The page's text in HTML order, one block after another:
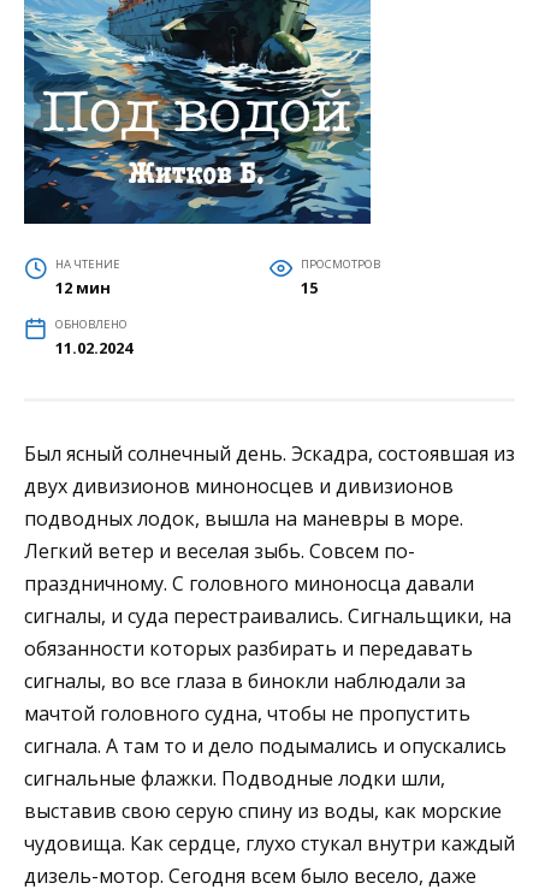
НА ЧТЕНИЕ
12 мин
ПРОСМОТРОВ
15
ОБНОВЛЕНО
11.02.2024
Был ясный солнечный день. Эскадра, состоявшая из
двух дивизионов миноносцев и дивизионов
подводных лодок, вышла на маневры в море.
Легкий ветер и веселая зыбь. Совсем по-
праздничному. С головного миноносца давали
сигналы, и суда перестраивались. Сигнальщики, на
обязанности которых разбирать и передавать
сигналы, во все глаза в бинокли наблюдали за
мачтой головного судна, чтобы не пропустить
сигнала. А там то и дело подымались и опускались
сигнальные флажки. Подводные лодки шли,
выставив свою серую спину из воды, как морские
чудовища. Как сердце, глухо стукал внутри каждый
дизель-мотор. Сегодня всем было весело, даже